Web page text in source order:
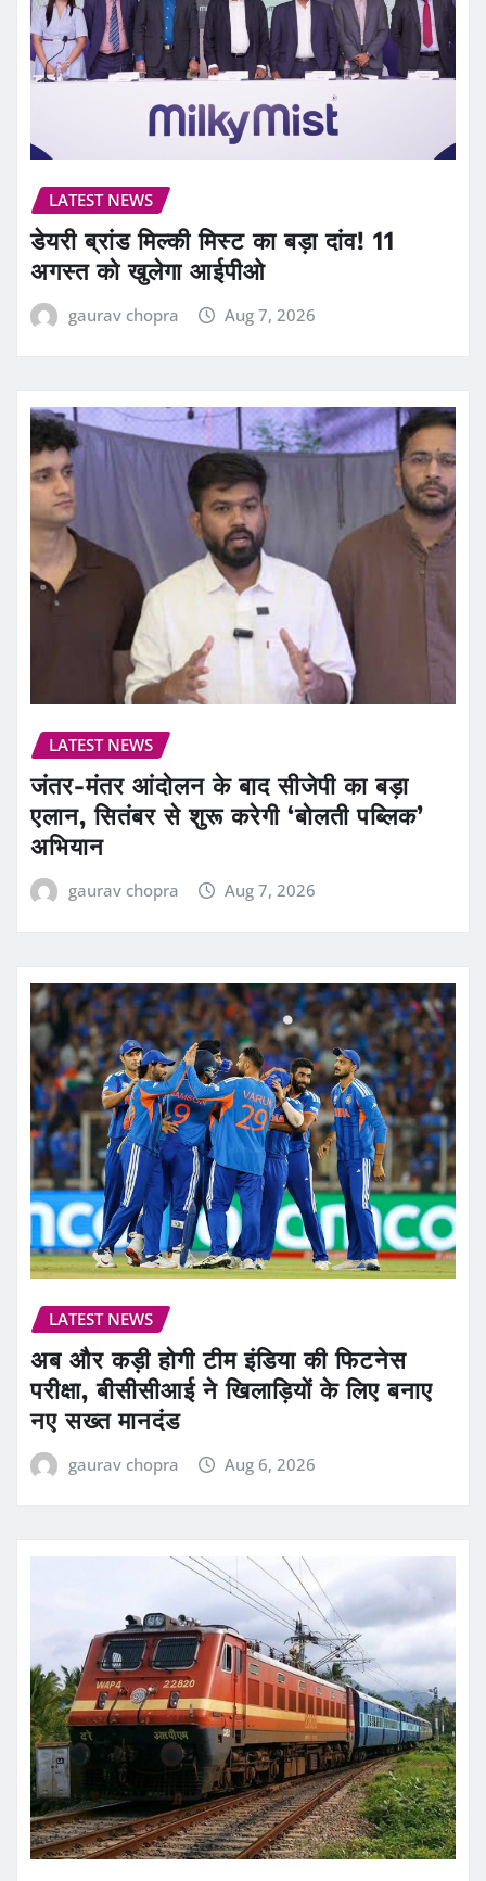
LATEST NEWS
डेयरी ब्रांड मिल्की मिस्ट का बड़ा दांव! 11
अगस्त को खुलेगा आईपीओ
gaurav chopra Aug 7, 2026
LATEST NEWS
जंतर-मंतर आंदोलन के बाद सीजेपी का बड़ा
एलान, सितंबर से शुरू करेगी ‘बोलती पब्लिक’
अभियान
gaurav chopra Aug 7, 2026
LATEST NEWS
अब और कड़ी होगी टीम इंडिया की फिटनेस
परीक्षा, बीसीसीआई ने खिलाड़ियों के लिए बनाए
नए सख्त मानदंड
gaurav chopra Aug 6, 2026